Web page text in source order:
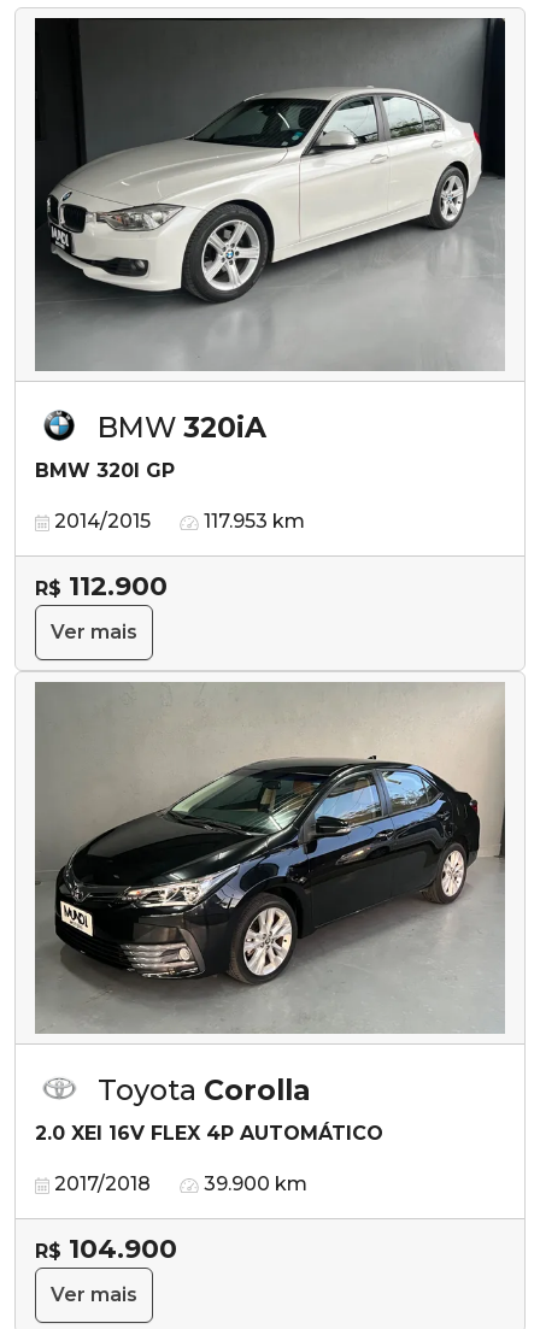
BMW 320iA
BMW 320I GP
2014/2015 117.953 km
R$ 112.900
Ver mais
Toyota Corolla
2.0 XEI 16V FLEX 4P AUTOMÁTICO
2017/2018 39.900 km
R$ 104.900
Ver mais